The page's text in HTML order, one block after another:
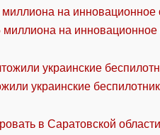
миллиона на
украинские